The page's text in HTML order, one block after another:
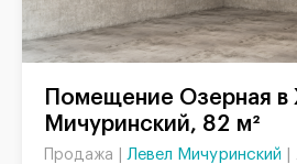
Помещение Озерная в ЖК Левел
Мичуринский, 82 м²
Продажа | Левел Мичуринский